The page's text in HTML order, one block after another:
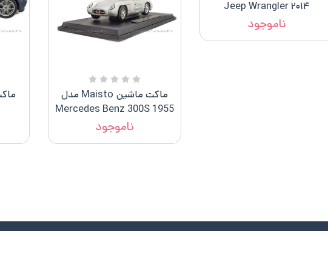
۲۰۱۴ Jeep Wrangler
ناموجود
ماکت ماشین Maisto مدل
Mercedes Benz 300S 1955
ناموجود